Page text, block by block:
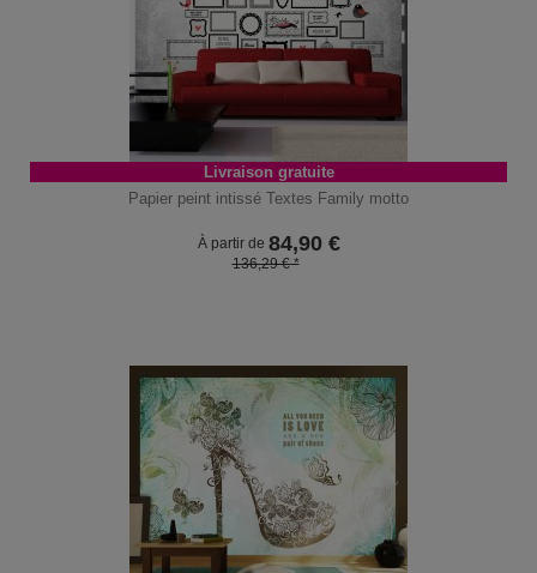
Livraison gratuite
Papier peint intissé Textes Family motto
À partir de 84,90€
136,29 € *